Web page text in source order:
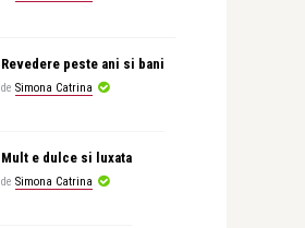
Revedere peste ani si bani
de Simona Catrina
Mult e dulce si luxata
de Simona Catrina